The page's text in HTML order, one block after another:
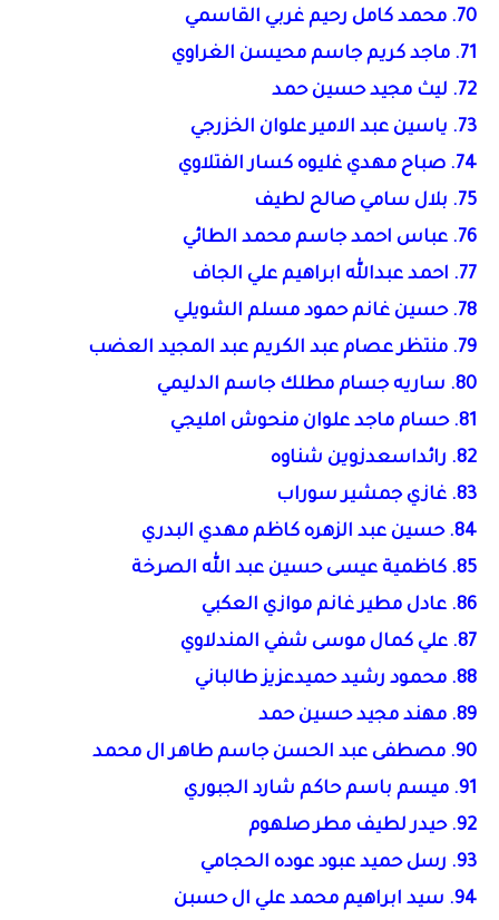
70. محمد كامل رحيم غربي القاسمي
71. ماجد كريم جاسم محيسن الغراوي
72. ليث مجيد حسين حمد
73. ياسين عبد الامير علوان الخزرجي
74. صباح مهدي غليوه كسار الفتلاوي
75. بلال سامي صالح لطيف
76. عباس احمد جاسم محمد الطائي
77. احمد عبدالله ابراهيم علي الجاف
78. حسين غانم حمود مسلم الشويلي
79. منتظر عصام عبد الكريم عبد المجيد العضب
80. ساريه جسام مطلك جاسم الدليمي
81. حسام ماجد علوان منحوش امليجي
82. رائداسعدزوين شناوه
83. غازي جمشير سوراب
84. حسين عبد الزهره كاظم مهدي البدري
85. كاظمية عيسى حسين عبد الله الصرخة
86. عادل مطير غانم موازي العكبي
87. علي كمال موسى شفي المندلاوي
88. محمود رشيد حميدعزيز طالباني
89. مهند مجيد حسين حمد
90. مصطفى عبد الحسن جاسم طاهر ال محمد
91. ميسم باسم حاكم شارد الجبوري
92. حيدر لطيف مطر صلهوم
93. رسل حميد عبود عوده الحجامي
94. سيد ابراهيم محمد علي ال حسبن